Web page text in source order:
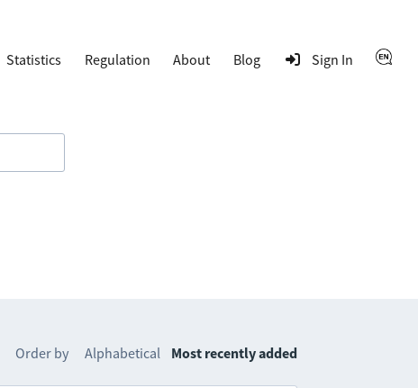
Statistics Regulation About Blog Sign In
Order by Alphabetical Most recently added